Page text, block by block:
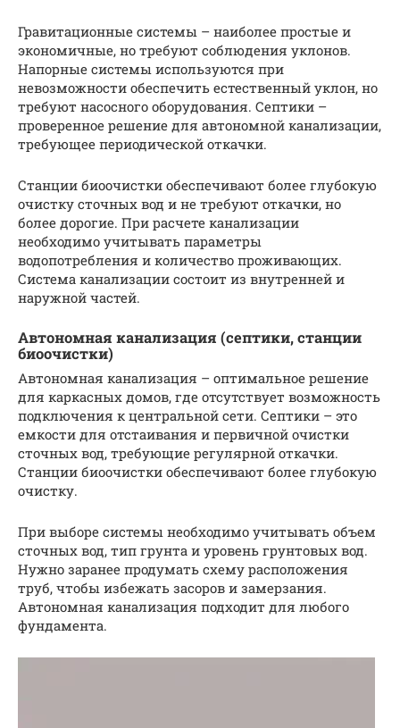
Гравитационные системы – наиболее простые и
экономичные, но требуют соблюдения уклонов.
Напорные системы используются при
невозможности обеспечить естественный уклон, но
требуют насосного оборудования. Септики –
проверенное решение для автономной канализации,
требующее периодической откачки.
Станции биоочистки обеспечивают более глубокую
очистку сточных вод и не требуют откачки, но
более дорогие. При расчете канализации
необходимо учитывать параметры
водопотребления и количество проживающих.
Система канализации состоит из внутренней и
наружной частей.
Автономная канализация (септики, станции
биоочистки)
Автономная канализация – оптимальное решение
для каркасных домов, где отсутствует возможность
подключения к центральной сети. Септики – это
емкости для отстаивания и первичной очистки
сточных вод, требующие регулярной откачки.
Станции биоочистки обеспечивают более глубокую
очистку.
При выборе системы необходимо учитывать объем
сточных вод, тип грунта и уровень грунтовых вод.
Нужно заранее продумать схему расположения
труб, чтобы избежать засоров и замерзания.
Автономная канализация подходит для любого
фундамента.